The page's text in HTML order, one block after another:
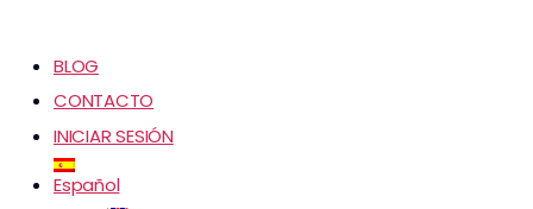
BLOG
CONTACTO
INICIAR SESIÓN
Español